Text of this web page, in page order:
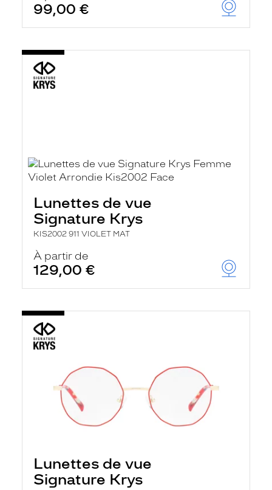
99,00 €
Lunettes de vue
Signature Krys
KIS2002 911 VIOLET MAT
À partir de
129,00 €
Lunettes de vue
Signature Krys